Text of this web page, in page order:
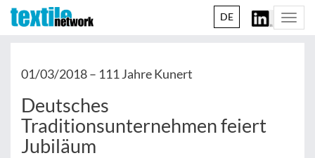
DE
01/03/2018 – 111 Jahre Kunert
Deutsches
Traditionsunternehmen feiert
Jubiläum